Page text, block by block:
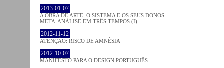
2013-01-07
A OBRA DE ARTE, O SISTEMA E OS SEUS DONOS.
META-ANÁLISE EM TRÊS TEMPOS (I)
2012-11-12
ATENÇÃO: RISCO DE AMNÉSIA
2012-10-07
MANIFESTO PARA O DESIGN PORTUGUÊS